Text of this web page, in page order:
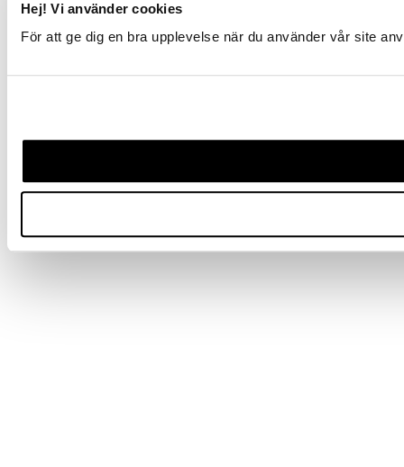
Hej! Vi använder cookies
För att ge dig en bra upplevelse när du använder vår site